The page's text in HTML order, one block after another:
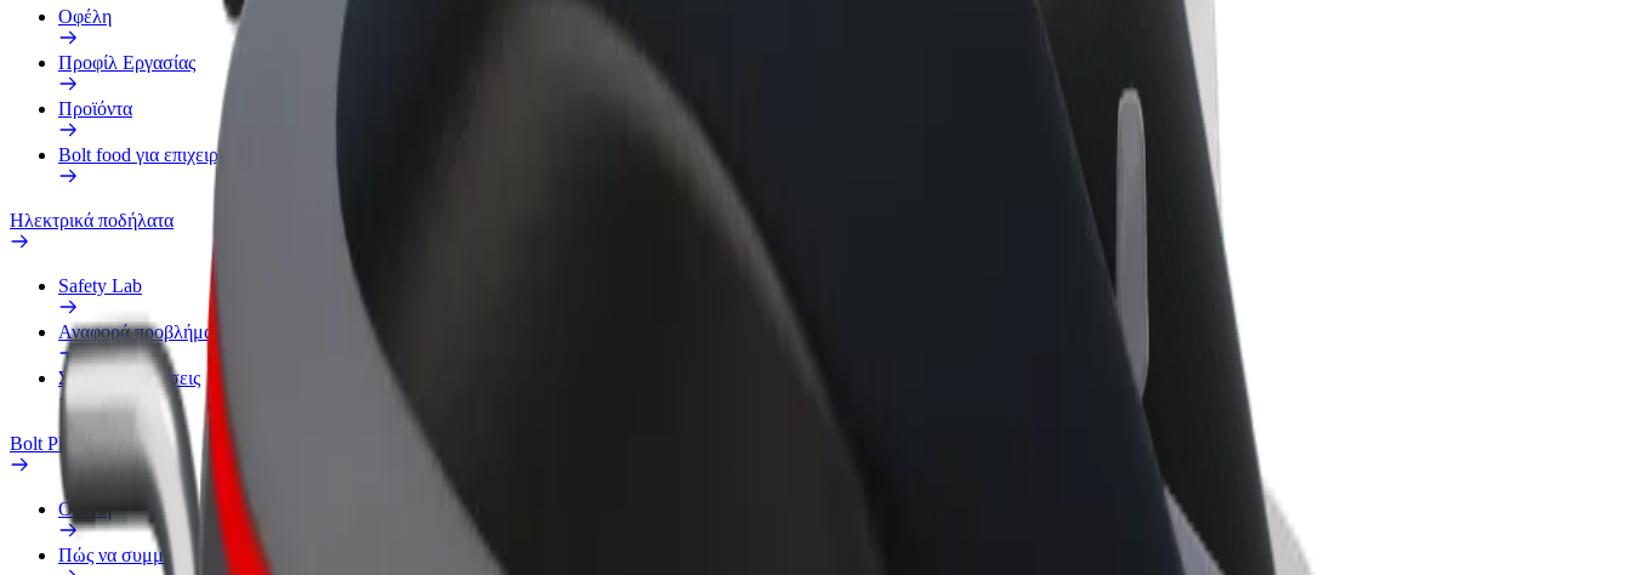
Οφέλη
Προφίλ Εργασίας
Προϊόντα
Bolt food για επιχειρήσεις
Ηλεκτρικά ποδήλατα
Safety Lab
Αναφορά προβλήματος
Συχνές Ερωτήσεις
Bolt Plus
Οφέλη
Πώς να συμμετάσχετε